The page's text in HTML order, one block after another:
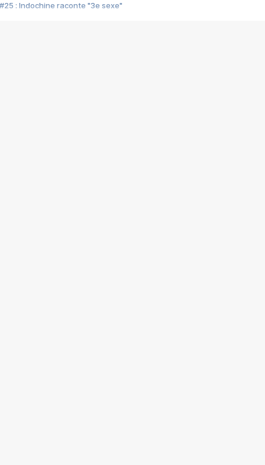
#25 : Indochine raconte "3e sexe"